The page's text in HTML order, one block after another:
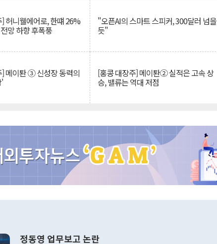
허니웰에어로, 한떄 26%
망 하향 후폭풍
"오픈AI의 스마트 스피커, 300달러 넘을
듯"
] 메이퇀 ③ 신성장 동력의
'
[홍콩 대장주] 메이퇀② 실적은 고속 상
승, 밸류는 역대 저점
정동영 업무보고 논란